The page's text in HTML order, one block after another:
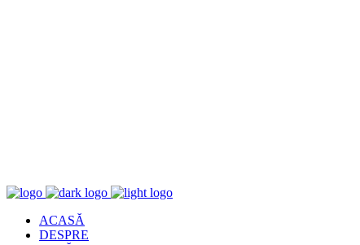
ACASĂ
DESPRE